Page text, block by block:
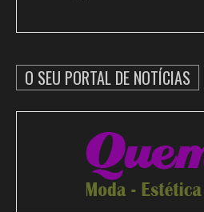
O SEU PORTAL DE NOTÍCIAS